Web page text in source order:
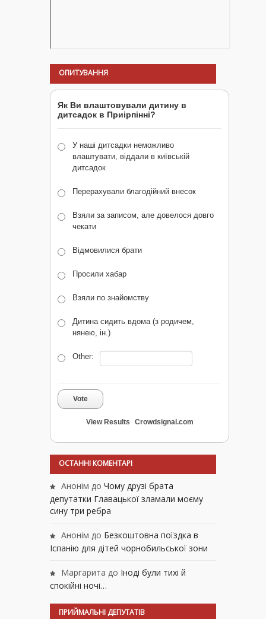
ОПИТУВАННЯ
Як Ви влаштовували дитину в
дитсадок в Приірпінні?
У наші дитсадки неможливо
влаштувати, віддали в київській
дитсадок
Перерахували благодійний внесок
Взяли за записом, але довелося довго
чекати
Відмовилися брати
Просили хабар
Взяли по знайомству
Дитина сидить вдома (з родичем,
нянею, ін.)
Other:
Vote
View Results Crowdsignal.com
ОСТАННІ КОМЕНТАРІ
Анонім до Чому друзі брата
депутатки Главацької зламали моєму
сину три ребра
Анонім до Безкоштовна поїздка в
Іспанію для дітей чорнобильської зони
Маргарита до Іноді були тихі й
спокійні ночі…
ПРИЙМАЛЬНІ ДЕПУТАТІВ